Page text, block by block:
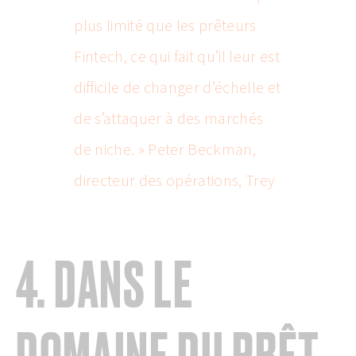
plus limité que les prêteurs
Fintech, ce qui fait qu’il leur est
difficile de changer d’échelle et
de s’attaquer à des marchés
de niche. » Peter Beckman,
directeur des opérations, Trey
4. DANS LE